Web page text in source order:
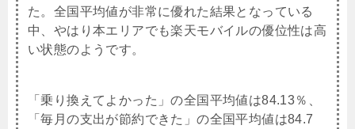
た。全国平均値が非常に優れた結果となっている
中、やはり本エリアでも楽天モバイルの優位性は高
い状態のようです。
「乗り換えてよかった」の全国平均値は84.13％、
「毎月の支出が節約できた」の全国平均値は84.7